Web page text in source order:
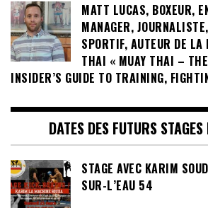
MATT LUCAS, BOXEUR,
MANAGER,
SPORTIF, AUTEUR DE LA
THAI « MUAY THAI –
INSIDER’S GUIDE TO TRAINING,
DATES DES FUTURS
STAGE AVEC KARIM
SUR-L’EAU 54